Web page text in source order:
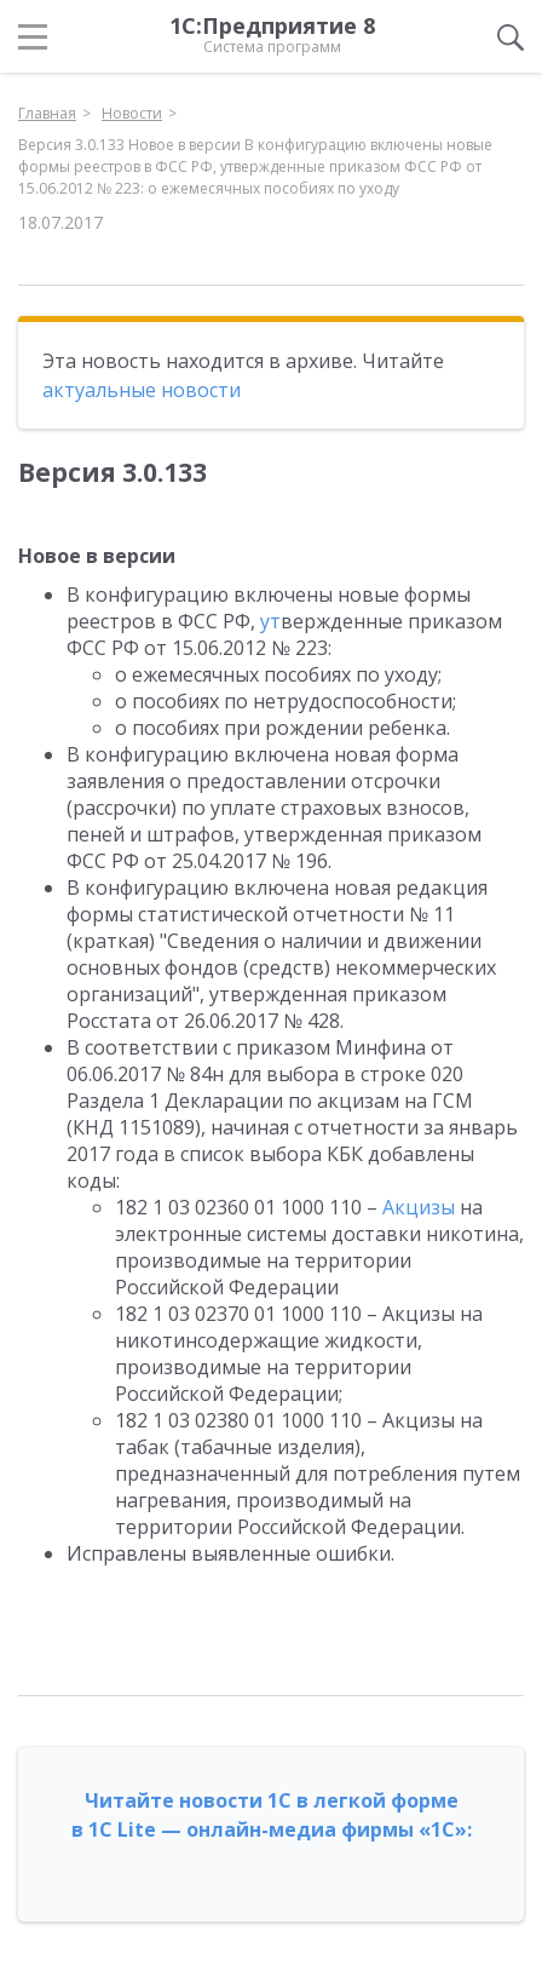
1С:Предприятие 8
Система программ
Главная
Новости
Версия 3.0.133 Новое в версии В конфигурацию включены новые
формы реестров в ФСС РФ, утвержденные приказом ФСС РФ от
15.06.2012 № 223: о ежемесячных пособиях по уходу
18.07.2017
Эта новость находится в архиве. Читайте
актуальные новости
Версия 3.0.133
Новое в версии
В конфигурацию включены новые формы
реестров в ФСС РФ, утвержденные приказом
ФСС РФ от 15.06.2012 № 223:
о ежемесячных пособиях по уходу;
о пособиях по нетрудоспособности;
о пособиях при рождении ребенка.
В конфигурацию включена новая форма
заявления о предоставлении отсрочки
(рассрочки) по уплате страховых взносов,
пеней и штрафов, утвержденная приказом
ФСС РФ от 25.04.2017 № 196.
В конфигурацию включена новая редакция
формы статистической отчетности № 11
(краткая) "Сведения о наличии и движении
основных фондов (средств) некоммерческих
организаций", утвержденная приказом
Росстата от 26.06.2017 № 428.
В соответствии с приказом Минфина от
06.06.2017 № 84н для выбора в строке 020
Раздела 1 Декларации по акцизам на ГСМ
(КНД 1151089), начиная с отчетности за январь
2017 года в список выбора КБК добавлены
коды:
182 1 03 02360 01 1000 110 – Акцизы на
электронные системы доставки никотина,
производимые на территории
Российской Федерации
182 1 03 02370 01 1000 110 – Акцизы на
никотинсодержащие жидкости,
производимые на территории
Российской Федерации;
182 1 03 02380 01 1000 110 – Акцизы на
табак (табачные изделия),
предназначенный для потребления путем
нагревания, производимый на
территории Российской Федерации.
Исправлены выявленные ошибки.
Читайте новости 1С в легкой форме
в 1С Lite — онлайн-медиа фирмы «1С»: